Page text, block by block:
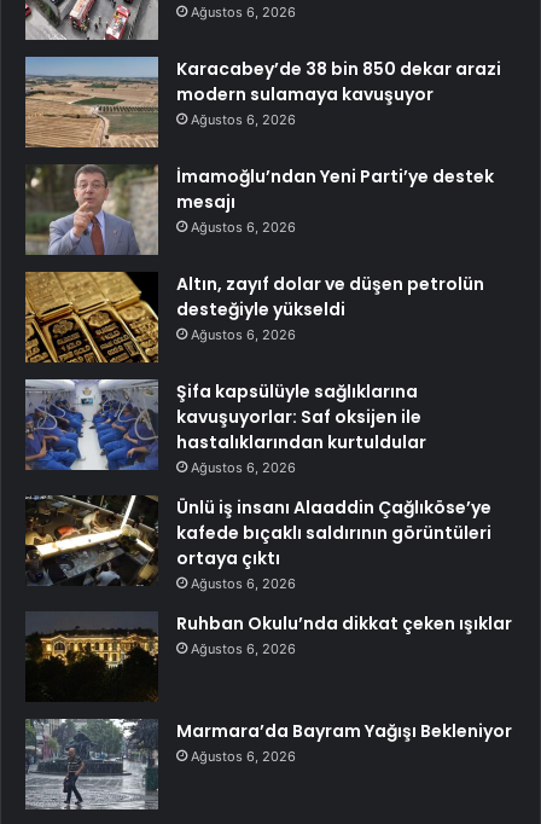
Ağustos 6, 2026
Karacabey’de 38 bin 850 dekar arazi
modern sulamaya kavuşuyor
Ağustos 6, 2026
İmamoğlu’ndan Yeni Parti’ye destek
mesajı
Ağustos 6, 2026
Altın, zayıf dolar ve düşen petrolün
desteğiyle yükseldi
Ağustos 6, 2026
Şifa kapsülüyle sağlıklarına
kavuşuyorlar: Saf oksijen ile
hastalıklarından kurtuldular
Ağustos 6, 2026
Ünlü iş insanı Alaaddin Çağlıköse’ye
kafede bıçaklı saldırının görüntüleri
ortaya çıktı
Ağustos 6, 2026
Ruhban Okulu’nda dikkat çeken ışıklar
Ağustos 6, 2026
Marmara’da Bayram Yağışı Bekleniyor
Ağustos 6, 2026